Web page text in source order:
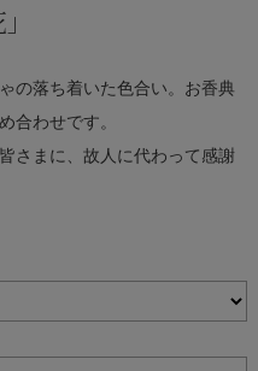
の落ち着いた色合い。お香典
合わせです。
さまに、故人に代わって感謝